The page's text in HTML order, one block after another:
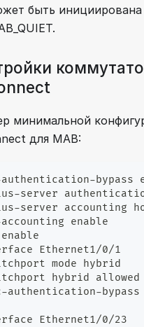
быть инициирована
минимальной
для MAB:
authentication-bypass
server
server accounting
accounting enable
Ethernet1/
mode hybrid
hybrid
authentication-bypass
Ethernet1/0/